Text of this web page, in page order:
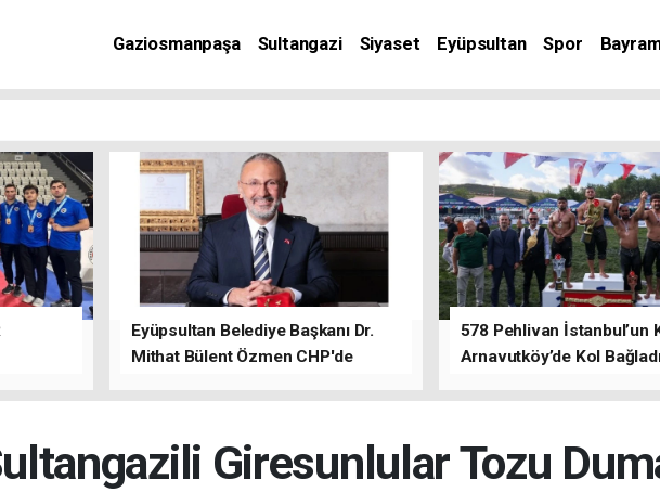
Gaziosmanpaşa Sultangazi Siyaset Eyüpsultan Spor
Eyüpsultan Belediye Başkanı Dr.
Mithat Bülent Özmen CHP'de
578 Pehlivan İstanbul’un
Arnavutköy’de Kol
Giresunlular Tozu